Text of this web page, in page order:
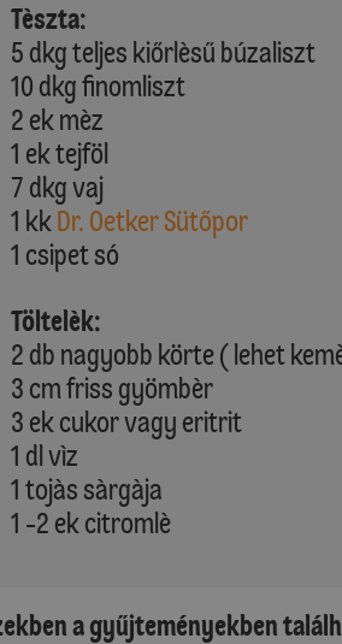
Tèszta:
5 dkg teljes kiőrlèsű búzaliszt
10 dkg finomliszt
2 ek mèz
1 ek tejföl
7 dkg vaj
1 kkDr. Oetker Sütőpor
1 csipet só
Töltelèk:
2 db nagyobb körte ( lehet
3 cm friss gyömbèr
3 ek cukor vagy eritrit
1 dl vìz
1 tojàs sàrgàja
1 -2 ek citromlè
a gyűjteményekben